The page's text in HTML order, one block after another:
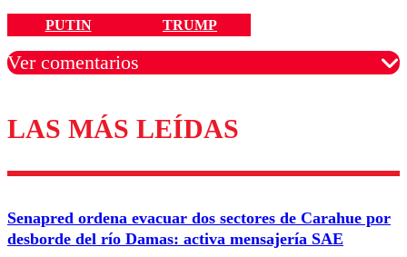
PUTIN TRUMP
Ver comentarios
Los comentarios son moderados para garantizar un
diálogo respetuoso.
Correo
LAS MÁS LEÍDAS
Senapred ordena evacuar dos sectores de Carahue por
desborde del río Damas: activa mensajería SAE